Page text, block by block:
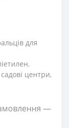
для
центри,
—